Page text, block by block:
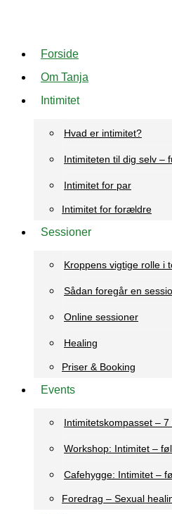
indhold
Forside
Om Tanja
Intimitet
Hvad er intimitet?
Intimiteten til dig selv –
Intimitet for par
Intimitet for forældre
Sessioner
Kroppens vigtige rolle i
Sådan foregår en
Online sessioner
Healing
Priser & Booking
Events
Intimitetskompasset –
Workshop: Intimitet –
Cafehygge: Intimitet –
Foredrag – Sexual